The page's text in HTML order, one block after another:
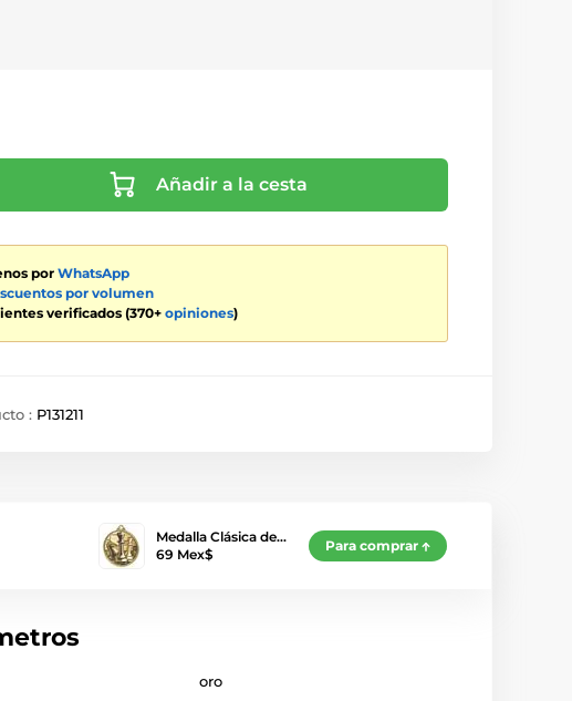
Añadir a la cesta
por WhatsApp
por volumen
verificados (370+ opiniones)
: P131211
Medalla Clásica de…
69 Mex$
Para comprar
oro